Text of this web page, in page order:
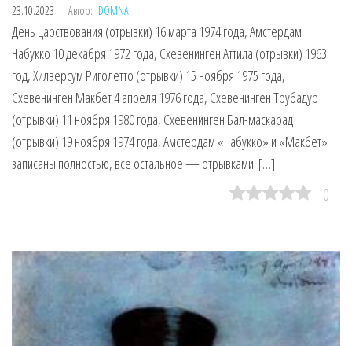
23.10.2023 Автор: DOMNA
День царствования (отрывки) 16 марта 1974 года, Амстердам
Набукко 10 декабря 1972 года, Схевенинген Аттила (отрывки) 1963
год, Хилверсум Риголетто (отрывки) 15 ноября 1975 года,
Схевенинген Макбет 4 апреля 1976 года, Схевенинген Трубадур
(отрывки) 11 ноября 1980 года, Схевенинген Бал-маскарад
(отрывки) 19 ноября 1974 года, Амстердам «Набукко» и «Макбет»
записаны полностью, все остальное — отрывками. […]
0